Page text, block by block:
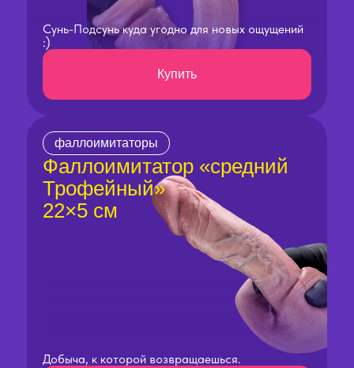
Сунь-Подсунь куда угодно для новых ощущений
:)
Купить
фаллоимитаторы
Фаллоимитатор «средний
Трофейный»
22×5 см
Добыча, к которой возвращаешься.